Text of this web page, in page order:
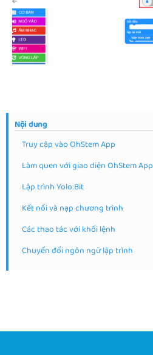
Nội dung
Truy cập vào OhStem App
Làm quen với giao diện OhStem App
Lập trình Yolo:Bit
Kết nối và nạp chương trình
Các thao tác với khối lệnh
Chuyển đổi ngôn ngữ lập trình